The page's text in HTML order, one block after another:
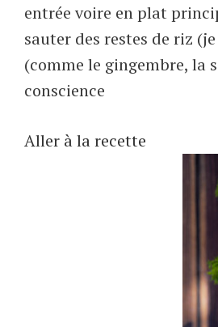
entrée voire en plat
sauter des restes de riz
(comme le gingembre, la
conscience
Aller à la recette